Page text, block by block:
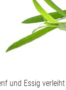
und Essig